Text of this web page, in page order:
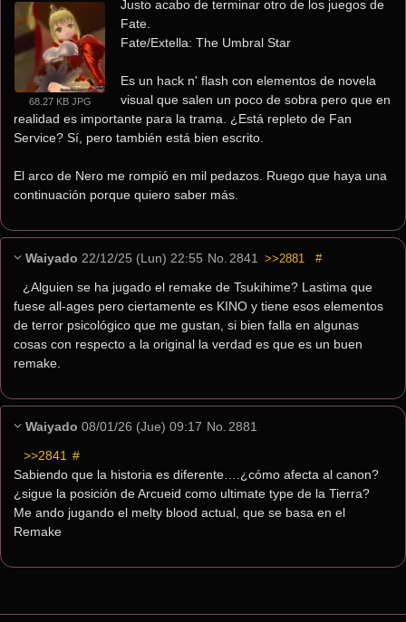
68.27 KB JPG
Justo acabo de terminar otro de los juegos de
Fate.
Fate/Extella: The Umbral Star
Es un hack n' flash con elementos de novela
visual que salen un poco de sobra pero que en
realidad es importante para la trama. ¿Está repleto de Fan
Service? Sí, pero también está bien escrito.
El arco de Nero me rompió en mil pedazos. Ruego que haya una
continuación porque quiero saber más.
Waiyado 22/12/25 (Lun) 22:55 No. 2841 >>2881 #
¿Alguien se ha jugado el remake de Tsukihime? Lastima que
fuese all-ages pero ciertamente es KINO y tiene esos elementos
de terror psicológico que me gustan, si bien falla en algunas
cosas con respecto a la original la verdad es que es un buen
remake.
Waiyado 08/01/26 (Jue) 09:17 No. 2881
>>2841 #
Sabiendo que la historia es diferente….¿cómo afecta al canon?
¿sigue la posición de Arcueid como ultimate type de la Tierra?
Me ando jugando el melty blood actual, que se basa en el
Remake